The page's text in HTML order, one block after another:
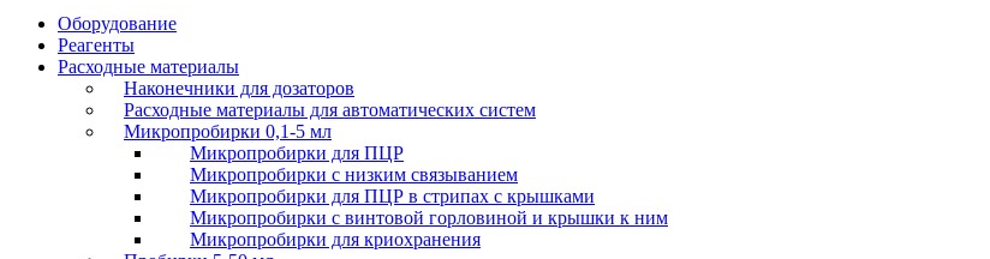
Оборудование
Реагенты
Расходные материалы
Наконечники для дозаторов
Расходные материалы для автоматических систем
Микропробирки 0,1-5 мл
Микропробирки для ПЦР
Микропробирки с низким связыванием
Микропробирки для ПЦР в стрипах с крышками
Микропробирки с винтовой горловиной и крышки к ним
Микропробирки для криохранения